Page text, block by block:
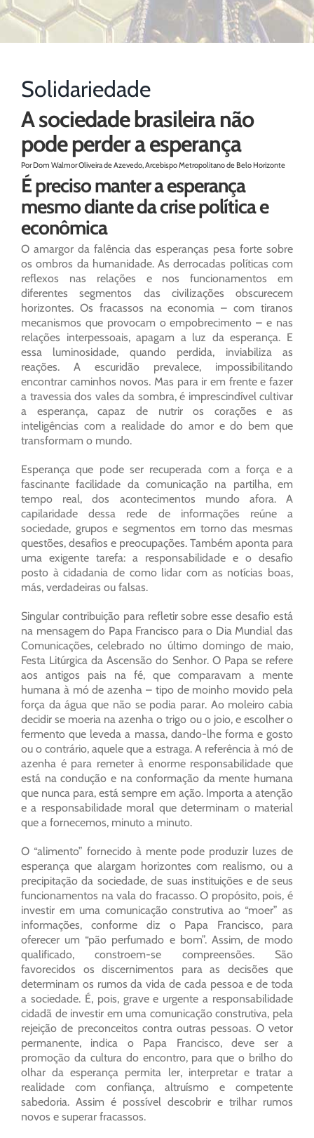
Solidariedade
A sociedade brasileira não
pode perder a esperança
Por Dom Walmor Oliveira de Azevedo, Arcebispo Metropolitano de Belo Horizonte
É preciso manter a esperança
mesmo diante da crise política e
econômica
O amargor da falência das esperanças pesa forte sobre
os ombros da humanidade. As derrocadas políticas com
reflexos nas relações e nos funcionamentos em
diferentes segmentos das civilizações obscurecem
horizontes. Os fracassos na economia – com tiranos
mecanismos que provocam o empobrecimento – e nas
relações interpessoais, apagam a luz da esperança. E
essa luminosidade, quando perdida, inviabiliza as
reações. A escuridão prevalece, impossibilitando
encontrar caminhos novos. Mas para ir em frente e fazer
a travessia dos vales da sombra, é imprescindível cultivar
a esperança, capaz de nutrir os corações e as
inteligências com a realidade do amor e do bem que
transformam o mundo.
Esperança que pode ser recuperada com a força e a
fascinante facilidade da comunicação na partilha, em
tempo real, dos acontecimentos mundo afora. A
capilaridade dessa rede de informações reúne a
sociedade, grupos e segmentos em torno das mesmas
questões, desafios e preocupações. Também aponta para
uma exigente tarefa: a responsabilidade e o desafio
posto à cidadania de como lidar com as notícias boas,
más, verdadeiras ou falsas.
Singular contribuição para refletir sobre esse desafio está
na mensagem do Papa Francisco para o Dia Mundial das
Comunicações, celebrado no último domingo de maio,
Festa Litúrgica da Ascensão do Senhor. O Papa se refere
aos antigos pais na fé, que comparavam a mente
humana à mó de azenha – tipo de moinho movido pela
força da água que não se podia parar. Ao moleiro cabia
decidir se moeria na azenha o trigo ou o joio, e escolher o
fermento que leveda a massa, dando-lhe forma e gosto
ou o contrário, aquele que a estraga. A referência à mó de
azenha é para remeter à enorme responsabilidade que
está na condução e na conformação da mente humana
que nunca para, está sempre em ação. Importa a atenção
e a responsabilidade moral que determinam o material
que a fornecemos, minuto a minuto.
O “alimento” fornecido à mente pode produzir luzes de
esperança que alargam horizontes com realismo, ou a
precipitação da sociedade, de suas instituições e de seus
funcionamentos na vala do fracasso. O propósito, pois, é
investir em uma comunicação construtiva ao “moer” as
informações, conforme diz o Papa Francisco, para
oferecer um “pão perfumado e bom”. Assim, de modo
qualificado, constroem-se compreensões. São
favorecidos os discernimentos para as decisões que
determinam os rumos da vida de cada pessoa e de toda
a sociedade. É, pois, grave e urgente a responsabilidade
cidadã de investir em uma comunicação construtiva, pela
rejeição de preconceitos contra outras pessoas. O vetor
permanente, indica o Papa Francisco, deve ser a
promoção da cultura do encontro, para que o brilho do
olhar da esperança permita ler, interpretar e tratar a
realidade com confiança, altruísmo e competente
sabedoria. Assim é possível descobrir e trilhar rumos
novos e superar fracassos.